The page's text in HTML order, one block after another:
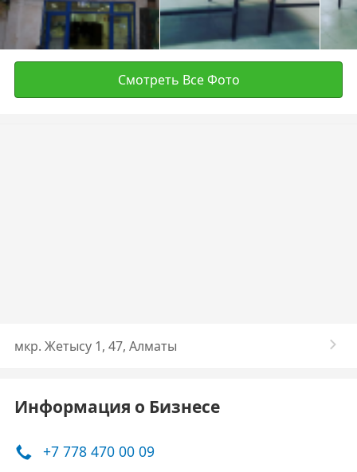
Смотреть Все Фото
​мкр. Жетысу 1, 47, Алматы
Информация о Бизнесе
+7 778 470 00 09